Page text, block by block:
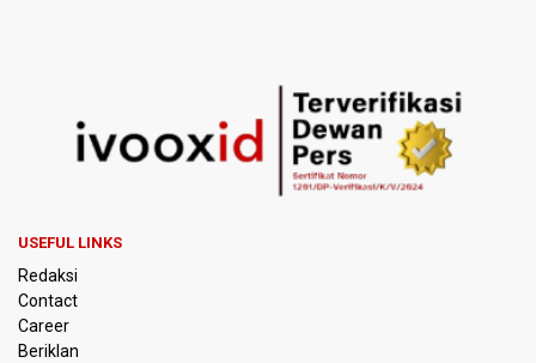
Aldila dan Janice Berlaga di Sektor Ganda WTA 1000
Toronto dengan Partner Berbeda
Ramai di Media Sosial Soal Rehat Waktu 48 Jam Menuju
Final Piala Presiden, OC Tegaskan Sudah Sesuai
Menjadi Kelapa Gading
Pemerintah Siapkan Stimulus Hadapi Dampak El Nino
USEFUL LINKS
Redaksi
Contact
Career
Beriklan